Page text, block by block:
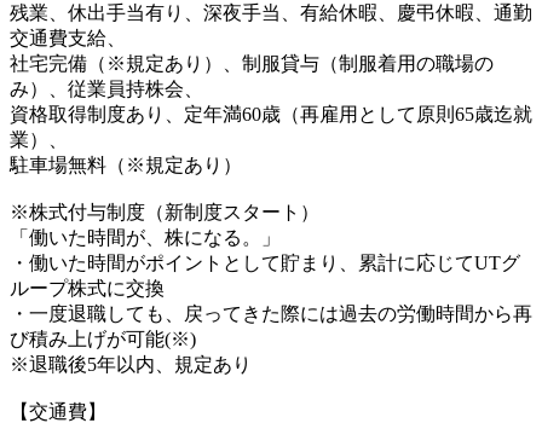
残業、休出手当有り、深夜手当、有給休暇、慶弔休暇、通勤
交通費支給、
社宅完備（※規定あり）、制服貸与（制服着用の職場の
み）、従業員持株会、
資格取得制度あり、定年満60歳（再雇用として原則65歳迄就
業）、
駐車場無料（※規定あり）
※株式付与制度（新制度スタート）
「働いた時間が、株になる。」
・働いた時間がポイントとして貯まり、累計に応じてUTグ
ループ株式に交換
・一度退職しても、戻ってきた際には過去の労働時間から再
び積み上げが可能(※)
※退職後5年以内、規定あり
【交通費】